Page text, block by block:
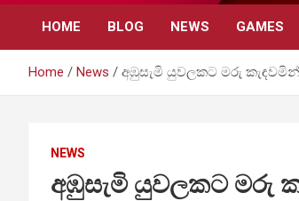
HOME BLOG NEWS GAMES
Home News අඹුසැමි යුවලකට මරු
NEWS
අඹුසැමි යුවලකට මරු